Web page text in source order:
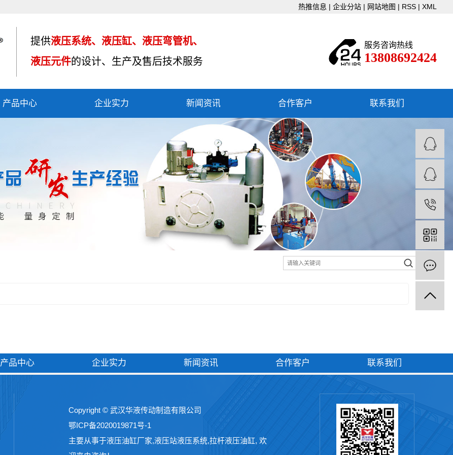
热推信息 | 企业分站 | 网站地图 | RSS | XML
提供液压系统、液压缸、液压弯管机、
液压元件的设计、生产及售后技术服务
服务咨询热线
13808692424
产品中心
液压弯管机
液压制动器
其他产品
企业实力 新闻资讯
公司新闻
行业资讯
技术知识
合作客户 联系我们
产品中心 企业实力 新闻资讯 合作客户 联系我们
Copyright © 武汉华液传动制造有限公司
鄂ICP备2020019871号-1
主要从事于液压油缸厂家,液压站液压系统,拉杆液压油缸, 欢